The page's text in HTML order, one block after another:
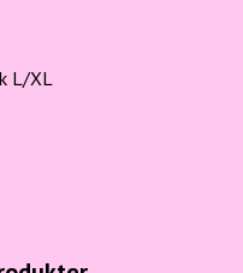
L/XL